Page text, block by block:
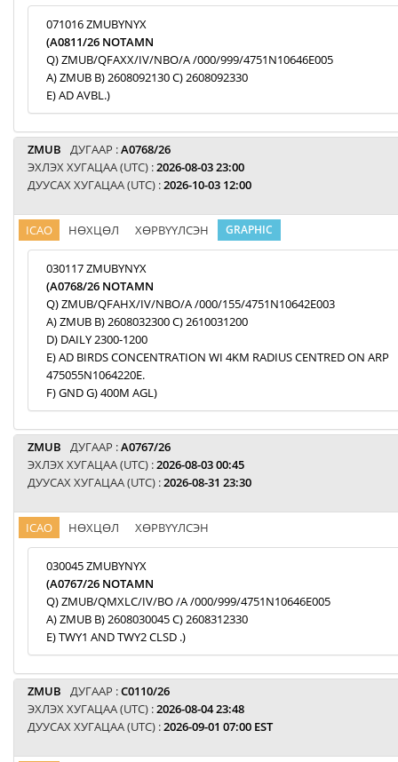
071016 ZMUBYNYX
(A0811/26 NOTAMN
Q) ZMUB/QFAXX/IV/NBO/A /000/999/4751N10646E005
A) ZMUB B) 2608092130 C) 2608092330
E) AD AVBL.)
ZMUB ДУГААР :A0768/26
ЭХЛЭХ ХУГАЦАА (UTC) :2026-08-03 23:00
ДУУСАХ ХУГАЦАА (UTC) :2026-10-03 12:00
ICAO НӨХЦӨЛ ХӨРВҮҮЛСЭН GRAPHIC
030117 ZMUBYNYX
(A0768/26 NOTAMN
Q) ZMUB/QFAHX/IV/NBO/A /000/155/4751N10642E003
A) ZMUB B) 2608032300 C) 2610031200
D) DAILY 2300-1200
E) AD BIRDS CONCENTRATION WI 4KM RADIUS CENTRED ON ARP
475055N1064220E.
F) GND G) 400M AGL)
ZMUB ДУГААР :A0767/26
ЭХЛЭХ ХУГАЦАА (UTC) :2026-08-03 00:45
ДУУСАХ ХУГАЦАА (UTC) :2026-08-31 23:30
ICAO НӨХЦӨЛ ХӨРВҮҮЛСЭН
030045 ZMUBYNYX
(A0767/26 NOTAMN
Q) ZMUB/QMXLC/IV/BO /A /000/999/4751N10646E005
A) ZMUB B) 2608030045 C) 2608312330
E) TWY1 AND TWY2 CLSD .)
ZMUB ДУГААР :C0110/26
ЭХЛЭХ ХУГАЦАА (UTC) :2026-08-04 23:48
ДУУСАХ ХУГАЦАА (UTC) :2026-09-01 07:00 EST